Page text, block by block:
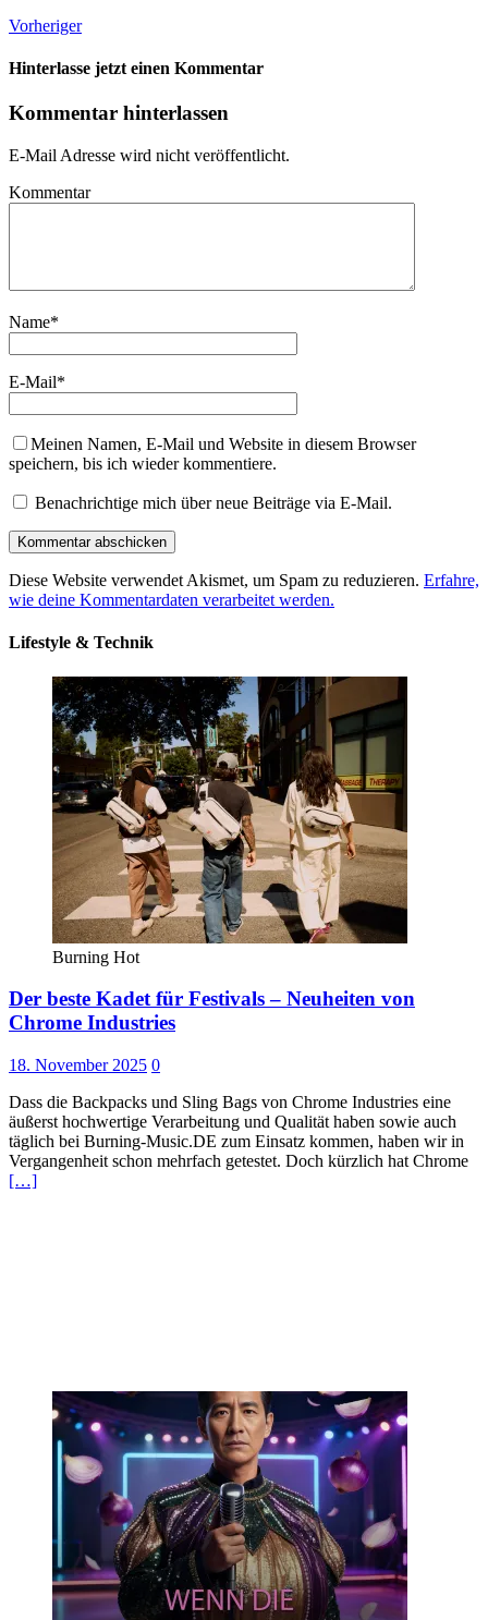
Vorheriger
Hinterlasse jetzt einen Kommentar
Kommentar hinterlassen
E-Mail Adresse wird nicht veröffentlicht.
Kommentar
Name*
E-Mail*
Meinen Namen, E-Mail und Website in diesem Browser
speichern, bis ich wieder kommentiere.
Benachrichtige mich über neue Beiträge via E-Mail.
Diese Website verwendet Akismet, um Spam zu reduzieren. Erfahre,
wie deine Kommentardaten verarbeitet werden.
Lifestyle & Technik
Burning Hot
Der beste Kadet für Festivals – Neuheiten von
Chrome Industries
18. November 2025 0
Dass die Backpacks und Sling Bags von Chrome Industries eine
äußerst hochwertige Verarbeitung und Qualität haben sowie auch
täglich bei Burning-Music.DE zum Einsatz kommen, haben wir in
Vergangenheit schon mehrfach getestet. Doch kürzlich hat Chrome
[…]